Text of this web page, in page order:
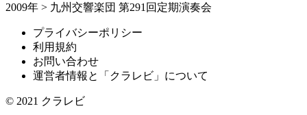
2009年 > 九州交響楽団 第291回定期演奏会
プライバシーポリシー
利用規約
お問い合わせ
運営者情報と「クラレビ」について
© 2021 クラレビ